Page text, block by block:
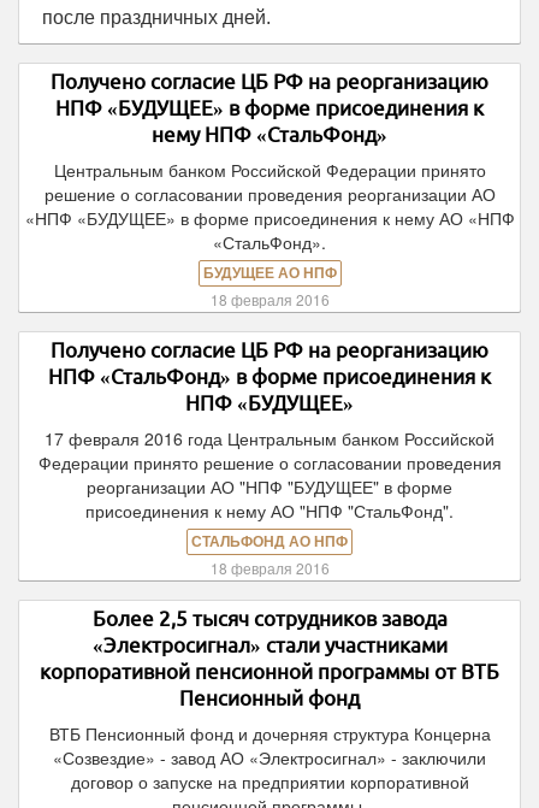
после праздничных дней.
Получено согласие ЦБ РФ на реорганизацию
НПФ «БУДУЩЕЕ» в форме присоединения к
нему НПФ «СтальФонд»
Центральным банком Российской Федерации принято
решение о согласовании проведения реорганизации АО
«НПФ «БУДУЩЕЕ» в форме присоединения к нему АО «НПФ
«СтальФонд».
БУДУЩЕЕ АО НПФ
18 февраля 2016
Получено согласие ЦБ РФ на реорганизацию
НПФ «СтальФонд» в форме присоединения к
НПФ «БУДУЩЕЕ»
17 февраля 2016 года Центральным банком Российской
Федерации принято решение о согласовании проведения
реорганизации АО "НПФ "БУДУЩЕЕ" в форме
присоединения к нему АО "НПФ "СтальФонд".
СТАЛЬФОНД АО НПФ
18 февраля 2016
Более 2,5 тысяч сотрудников завода
«Электросигнал» стали участниками
корпоративной пенсионной программы от ВТБ
Пенсионный фонд
ВТБ Пенсионный фонд и дочерняя структура Концерна
«Созвездие» - завод АО «Электросигнал» - заключили
договор о запуске на предприятии корпоративной